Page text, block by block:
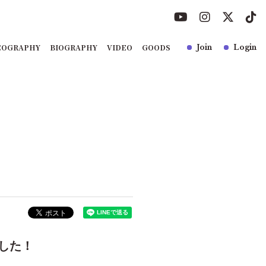
BIOGRAPHY VIDEO GOODS Join Login
た！